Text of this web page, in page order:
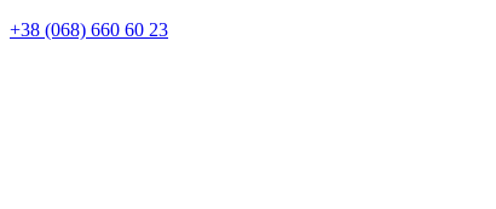
+38 (068) 660 60 23